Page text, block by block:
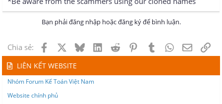
Bạn phải đăng nhập hoặc đăng ký để bình luận.
Chia sẻ: Facebook BlueskyLinkedInReddit PinterestTumblrWhatsApp
Email
LIÊN KẾT WEBSITE
Nhóm Forum Kế Toán Việt Nam
Website chính phủ